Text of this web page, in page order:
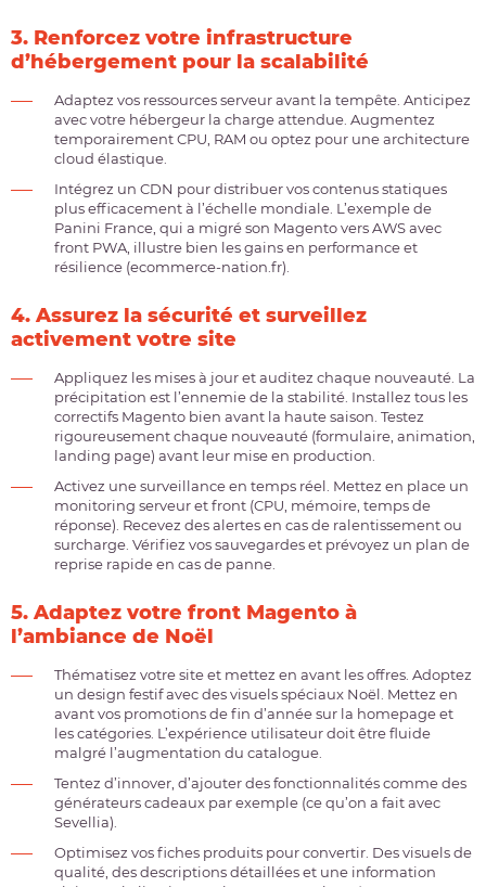
3. Renforcez votre infrastructure
d’hébergement pour la scalabilité
Adaptez vos ressources serveur avant la tempête. Anticipez
avec votre hébergeur la charge attendue. Augmentez
temporairement CPU, RAM ou optez pour une architecture
cloud élastique.
Intégrez un CDN pour distribuer vos contenus statiques
plus efficacement à l’échelle mondiale. L’exemple de
Panini France, qui a migré son Magento vers AWS avec
front PWA, illustre bien les gains en performance et
résilience (ecommerce-nation.fr).
4. Assurez la sécurité et surveillez
activement votre site
Appliquez les mises à jour et auditez chaque nouveauté. La
précipitation est l’ennemie de la stabilité. Installez tous les
correctifs Magento bien avant la haute saison. Testez
rigoureusement chaque nouveauté (formulaire, animation,
landing page) avant leur mise en production.
Activez une surveillance en temps réel. Mettez en place un
monitoring serveur et front (CPU, mémoire, temps de
réponse). Recevez des alertes en cas de ralentissement ou
surcharge. Vérifiez vos sauvegardes et prévoyez un plan de
reprise rapide en cas de panne.
5. Adaptez votre front Magento à
l’ambiance de Noël
Thématisez votre site et mettez en avant les offres. Adoptez
un design festif avec des visuels spéciaux Noël. Mettez en
avant vos promotions de fin d’année sur la homepage et
les catégories. L’expérience utilisateur doit être fluide
malgré l’augmentation du catalogue.
Tentez d’innover, d’ajouter des fonctionnalités comme des
générateurs cadeaux par exemple (ce qu’on a fait avec
Sevellia).
Optimisez vos fiches produits pour convertir. Des visuels de
qualité, des descriptions détaillées et une information